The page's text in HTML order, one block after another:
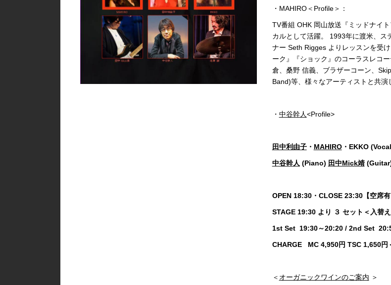
・MAHIRO＜Profile＞：
TV番組 OHK 岡山放送『ミッドナイ
カルとして活躍。 1993年に渡米、ス
ナー Seth Rigges よりレッスンを受
ーク』『ショック』のコーラスレ
倉、桑野 信義、ブラザーコーン、
Band)等、様々なアーティストと共演
・ 中谷幹人<Profile>
田中利由子・ MAHIRO・EKKO
中谷幹人 (Piano) 田中Mick靖
OPEN 18:30・CLOSE 23:30【空席
STAGE 19:30 より ３ セット＜入
1st Set 19:30～20:20 / 2nd Set
CHARGE MC 4,950円 TSC 1,650円
＜ オーガニックワインのご案内 ＞